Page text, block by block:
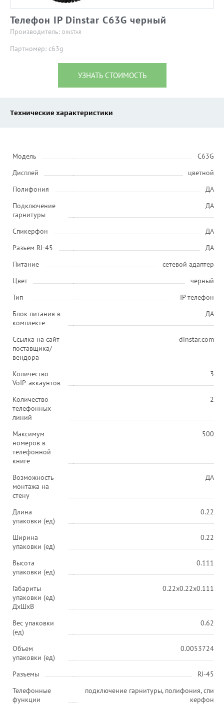
Телефон IP Dinstar C63G черный
Производитель: DINSTAR
Партномер: c63g
УЗНАТЬ СТОИМОСТЬ
Технические характеристики
Модель
C63G
Дисплей
цветной
Полифония
ДА
Подключение
гарнитуры
ДА
Спикерфон
ДА
Разъем RJ-45
ДА
Питание
сетевой адаптер
Цвет
черный
Тип
IP телефон
Блок питания в
комплекте
ДА
Ссылка на сайт
поставщика/
вендора
dinstar.com
Количество
VoIP-аккаунтов
3
Количество
телефонных
линий
2
Максимум
номеров в
телефонной
книге
500
Возможность
монтажа на
стену
ДА
Длина
упаковки (ед)
0.22
Ширина
упаковки (ед)
0.22
Высота
упаковки (ед)
0.111
Габариты
упаковки (ед)
ДхШхВ
0.22x0.22x0.111
Вес упаковки
(ед)
0.62
Объем
упаковки (ед)
0.0053724
Разъемы
RJ-45
Телефонные
функции
подключение гарнитуры, полифония, спи
керфон